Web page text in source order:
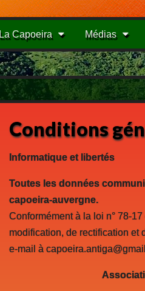
La Capoeira Médias
Conditions
Informatique et libertés
Toutes les données
capoeira-auvergne.
Conformément à la loi n° 78-
modification, de rectification et
e-mail à